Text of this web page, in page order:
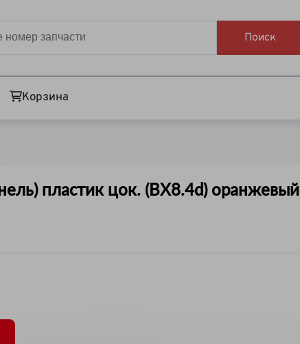
Поиск
Корзина
пластик цок. (BX8.4d) оранжевый